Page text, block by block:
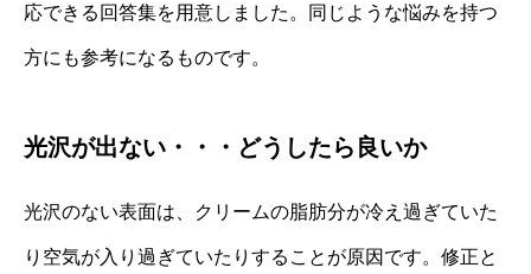
応できる回答集を用意しました。同じような悩みを持つ
方にも参考になるものです。
光沢が出ない・・・どうしたら良いか
光沢のない表面は、クリームの脂肪分が冷え過ぎていた
り空気が入り過ぎていたりすることが原因です。修正と